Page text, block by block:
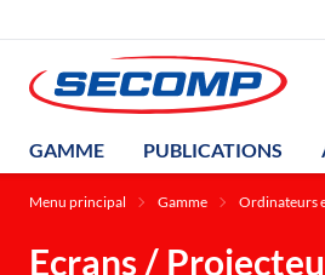
GAMME PUBLICATIONS
Menu principal Gamme Ordinateurs
Ecrans /